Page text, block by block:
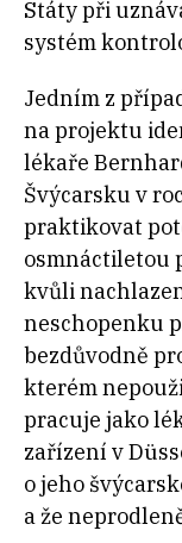
Státy při
systém
Jedním z
na projektu
lékaře
Švýcarsku v
praktikovat
osmnáctiletou
kvůli
neschopenku
bezdůvodně
kterém
pracuje jako
zařízení v
o jeho
a že